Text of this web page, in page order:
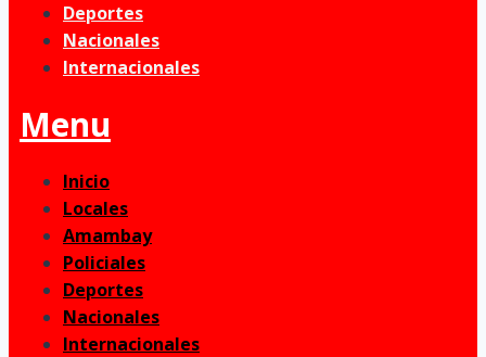
Deportes
Nacionales
Internacionales
Menu
Inicio
Locales
Amambay
Policiales
Deportes
Nacionales
Internacionales